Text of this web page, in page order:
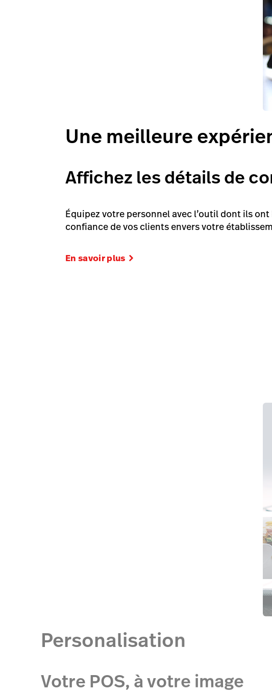
Une meilleure
Affichez les détails de
Équipez votre personnel avec l’outil dont ils
confiance de vos clients envers votre
En savoir plus
Personalisation
Votre POS, à votre image